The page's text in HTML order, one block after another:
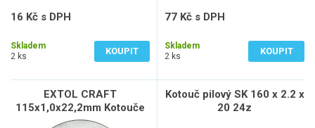
16 Kč s DPH
Skladem
2 ks
KOUPIT
77 Kč s DPH
Skladem
2 ks
KOUPIT
EXTOL CRAFT
115x1,0x22,2mm Kotouče
řezné na kov
Kotouč pilový SK 160 x 2.2 x
20 24z